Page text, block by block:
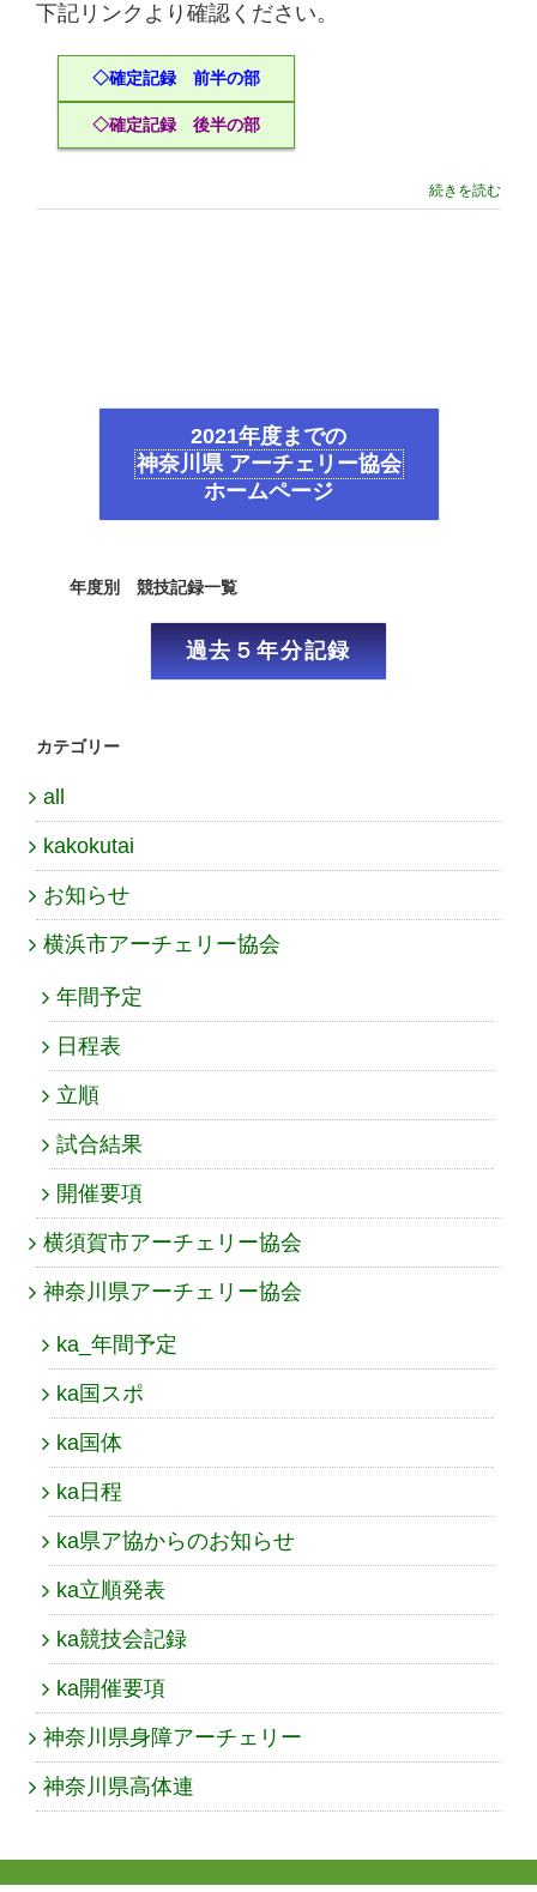
下記リンクより確認ください。
◇確定記録 前半の部
◇確定記録 後半の部
続きを読む
2021年度までの
神奈川県 アーチェリー協会
ホームページ
年度別 競技記録一覧
過去５年分記録
カテゴリー
all
kakokutai
お知らせ
横浜市アーチェリー協会
年間予定
日程表
立順
試合結果
開催要項
横須賀市アーチェリー協会
神奈川県アーチェリー協会
ka_年間予定
ka国スポ
ka国体
ka日程
ka県ア協からのお知らせ
ka立順発表
ka競技会記録
ka開催要項
神奈川県身障アーチェリー
神奈川県高体連